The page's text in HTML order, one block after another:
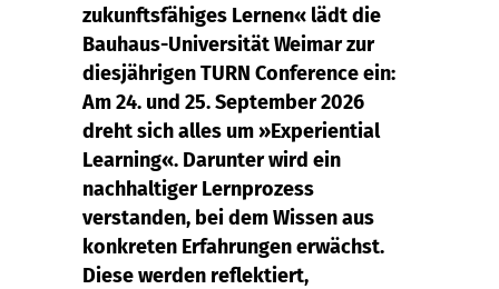
zukunftsfähiges Lernen« lädt die
Bauhaus-Universität Weimar zur
diesjährigen TURN Conference ein:
Am 24. und 25. September 2026
dreht sich alles um »Experiential
Learning«. Darunter wird ein
nachhaltiger Lernprozess
verstanden, bei dem Wissen aus
konkreten Erfahrungen erwächst.
Diese werden reflektiert,